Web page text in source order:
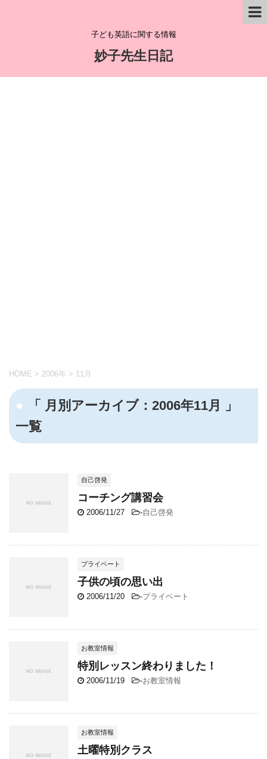
子ども英語に関する情報
妙子先生日記
HOME > 2006年 > 11月
「 月別アーカイブ：2006年11月 」
一覧
自己啓発
コーチング講習会
2006/11/27 -自己啓発
プライベート
子供の頃の思い出
2006/11/20 -プライベート
お教室情報
特別レッスン終わりました！
2006/11/19 -お教室情報
お教室情報
土曜特別クラス